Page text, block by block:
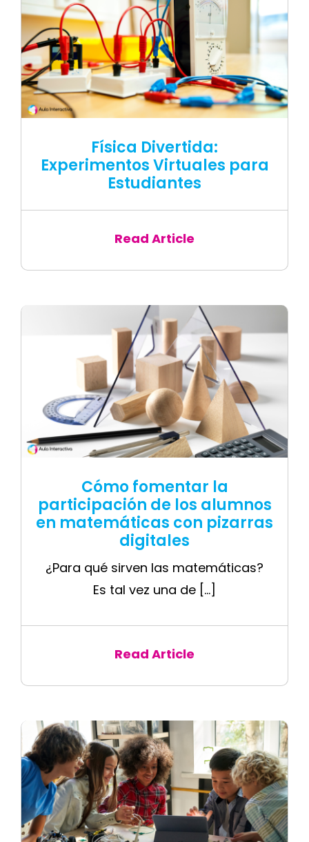
Física Divertida:
Experimentos Virtuales para
Estudiantes
Read Article
Cómo fomentar la
participación de los alumnos
en matemáticas con pizarras
digitales
¿Para qué sirven las matemáticas?
Es tal vez una de [...]
Read Article